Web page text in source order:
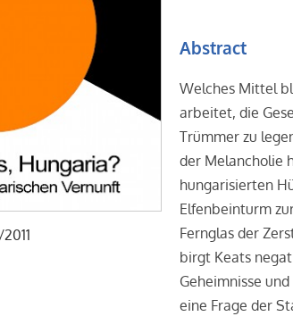
Abstract
Welches Mittel
arbeitet, die
Trümmer zu
der Melancholie
hungarisierten
Elfenbeinturm
Fernglas der
birgt Keats
Geheimnisse
eine Frage der